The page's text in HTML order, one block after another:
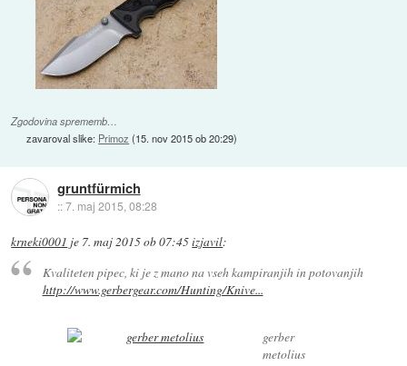
Zgodovina sprememb…
zavaroval slike: Primoz (15. nov 2015 ob 20:29)
gruntfürmich
::7. maj 2015, 08:28
krneki0001 je 7. maj 2015 ob 07:45izjavil:
Kvaliteten pipec, ki je z mano na vseh kampiranjih in potovanjih
http://www.gerbergear.com/Hunting/Knive...
gerber
metolius